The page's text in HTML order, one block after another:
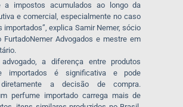
a impostos acumulados ao longo da
e comercial, especialmente no caso
importados”, explica Samir Nemer, sócio
FurtadoNemer Advogados e mestre em
a diferença entre produtos
importados é significativa e pode
diretamente a decisão de compra.
perfume importado carrega mais de